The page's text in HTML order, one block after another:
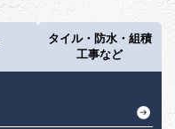
タイル・防水・組積
工事など